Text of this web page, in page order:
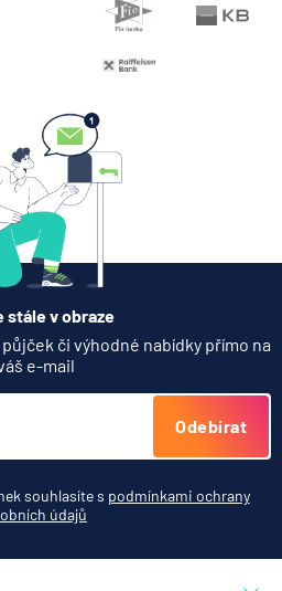
ČNB ponechala úroky,
klíčový je ale výhled inflace
Partners Banka spouští
nákup a prodej bitcoinu
přímo v Partners App
6.8.2026
Když rozhoduje stres: nové
triky bankovních podvodníků
všechny články
stále v obraze
či výhodné nabídky přímo na
e-mail
Odebírat
souhlasíte s podmínkami ochrany
údajů